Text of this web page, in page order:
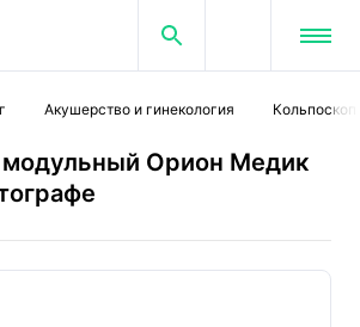
Акушерство и гинекология Кольпоскоп
модульный Орион Медик